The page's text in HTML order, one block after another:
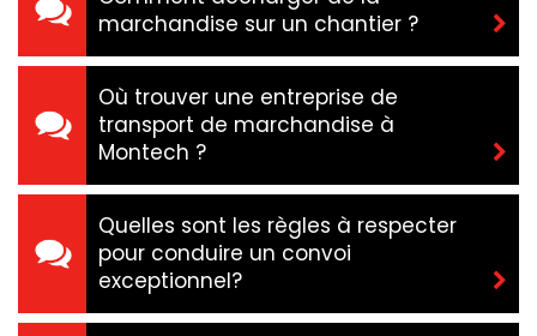
marchandise sur un chantier ?
Où trouver une entreprise de
transport de marchandise à
Montech ?
Quelles sont les règles à respecter
pour conduire un convoi
exceptionnel?